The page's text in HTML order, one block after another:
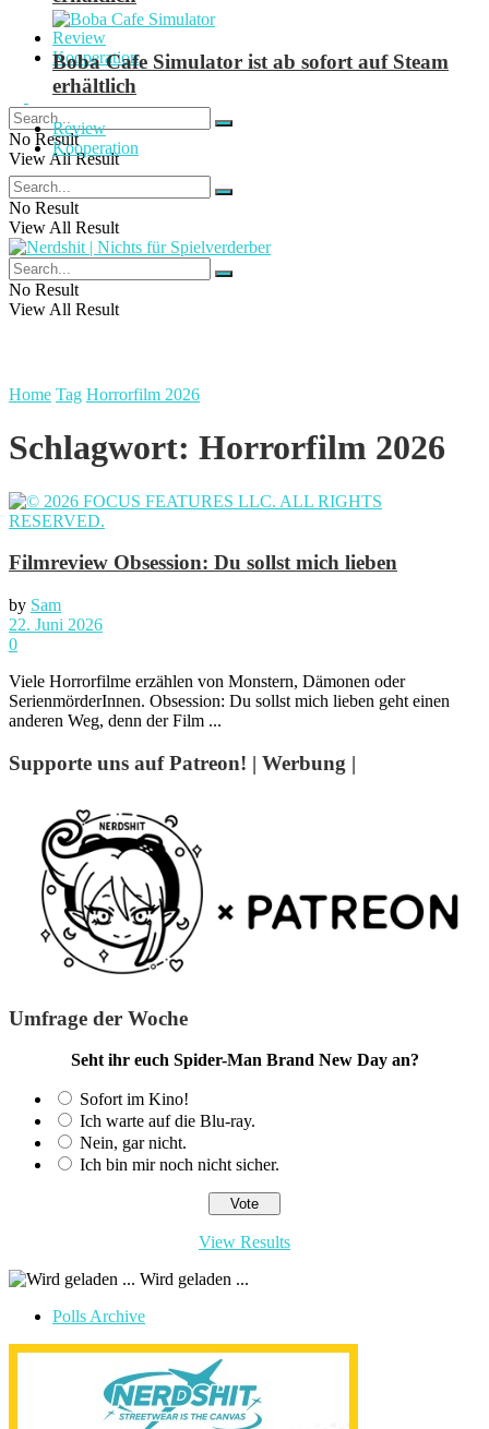
Review
Kooperation
No Result
View All Result
Boba Cafe Simulator ist ab sofort auf Steam
erhältlich
Review
Kooperation
No Result
View All Result
No Result
View All Result
Home Tag Horrorfilm 2026
Schlagwort: Horrorfilm 2026
Filmreview Obsession: Du sollst mich lieben
by Sam
22. Juni 2026
0
Viele Horrorfilme erzählen von Monstern, Dämonen oder
SerienmörderInnen. Obsession: Du sollst mich lieben geht einen
anderen Weg, denn der Film ...
Supporte uns auf Patreon! | Werbung |
Umfrage der Woche
Seht ihr euch Spider-Man Brand New Day an?
Sofort im Kino!
Ich warte auf die Blu-ray.
Nein, gar nicht.
Ich bin mir noch nicht sicher.
View Results
Wird geladen ...
Polls Archive